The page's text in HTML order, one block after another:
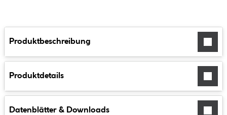
Produktbeschreibung
Produktdetails
Datenblätter & Downloads